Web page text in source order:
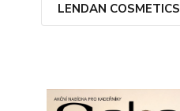
LENDAN COSMETICS